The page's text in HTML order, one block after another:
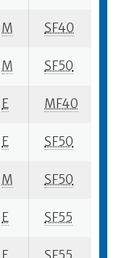
M SF40
M SF50
E MF40
E SF50
M SF50
E SF55